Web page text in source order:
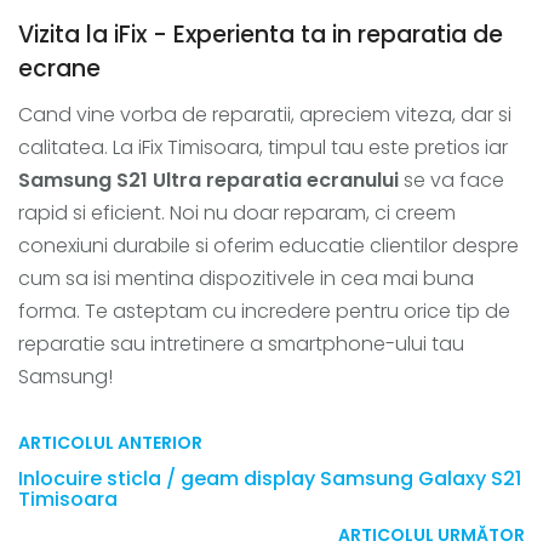
Vizita la iFix - Experienta ta in reparatia de
ecrane
Cand vine vorba de reparatii, apreciem viteza, dar si
calitatea. La iFix Timisoara, timpul tau este pretios iar
Samsung S21 Ultra reparatia ecranuluise va face
rapid si eficient. Noi nu doar reparam, ci creem
conexiuni durabile si oferim educatie clientilor despre
cum sa isi mentina dispozitivele in cea mai buna
forma. Te asteptam cu incredere pentru orice tip de
reparatie sau intretinere a smartphone-ului tau
Samsung!
ARTICOLUL ANTERIOR
Inlocuire sticla / geam display Samsung Galaxy S21
Timisoara
ARTICOLUL URMĂTOR